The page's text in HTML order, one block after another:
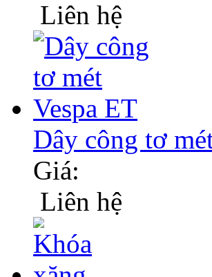
Liên hệ
Dây công tơ
Giá:
Liên hệ